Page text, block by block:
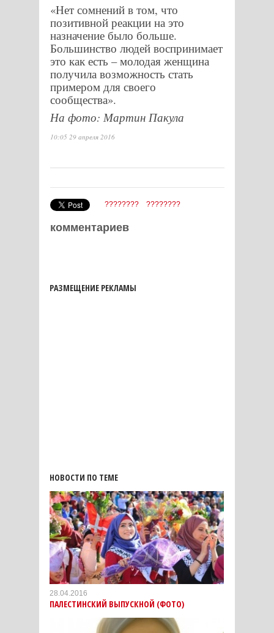
«Нет сомнений в том, что
позитивной реакции на это
назначение было больше.
Большинство людей воспринимает
это как есть – молодая женщина
получила возможность стать
примером для своего
сообщества».
На фото: Мартин Пакула
10:05 29 апреля 2016
???????? ????????
комментариев
РАЗМЕЩЕНИЕ РЕКЛАМЫ
НОВОСТИ ПО ТЕМЕ
28.04.2016
ПАЛЕСТИНСКИЙ ВЫПУСКНОЙ (ФОТО)